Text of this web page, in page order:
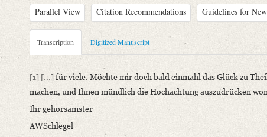
Parallel View Citation Recommendations Guidelines for
Metadata Concerning Header
Sender: August Wilhelm von Schlegel
Recipient: Unbekannt
Place of Dispatch: Unknown
Place of Destination: Unknown
Notations: Fragment. – Datum erschlossen. – Datierung: Vor
Transcription Digitized Manuscript
[1] [...] für viele. Möchte mir doch bald einmahl das Glück zu
machen, und Ihnen mündlich die Hochachtung auszudrücken
Ihr gehorsamster
AWSchlegel